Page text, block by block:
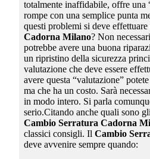
totalmente inaffidabile, offre una
rompe con una semplice punta
questi problemi si deve effettuare
Cadorna Milano? Non
potrebbe avere una buona
un ripristino della sicurezza
valutazione che deve essere
avere questa “valutazione”
ma che ha un costo. Sarà
in modo intero. Si parla
serio.Citando anche quali sono
Cambio Serratura Cadorna
classici consigli. Il Cambio
deve avvenire sempre quando: